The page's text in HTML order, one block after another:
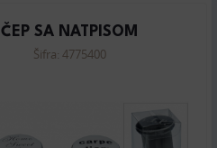
ČEP SA NATPISOM
Šifra: 4775400